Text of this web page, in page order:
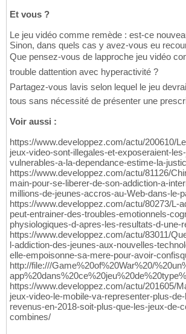
Et vous ?
Le jeu vidéo comme remède : est-ce
Sinon, dans quels cas y avez-vous eu
Que pensez-vous de lapproche jeu vidéo
trouble dattention avec hyperactivité ?
Partagez-vous lavis selon lequel le jeu
tous sans nécessité de présenter une
Voir aussi :
https://www.developpez.com/actu/200610/
jeux-video-sont-illegales-et-exposeraient-
vulnerables-a-la-dependance-estime-la-
https://www.developpez.com/actu/81126/
main-pour-se-liberer-de-son-addiction-a-
millions-de-jeunes-accros-au-Web-dans-le-
https://www.developpez.com/actu/80273/L-
peut-entrainer-des-troubles-emotionnels-
physiologiques-d-apres-les-resultats-d-une-
https://www.developpez.com/actu/83011/
l-addiction-des-jeunes-aux-nouvelles-
elle-empoisonne-sa-mere-pour-avoir-
http://file:///Game%20of%20War%20/
https://www.developpez.com/actu/201605/
jeux-video-le-mobile-va-representer-plus-
revenus-en-2018-soit-plus-que-les-jeux-de-
combines/